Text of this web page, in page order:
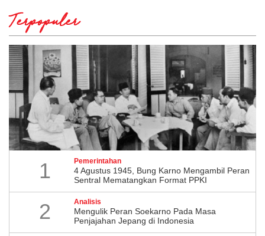
Terpopuler
1 Pemerintahan
4 Agustus 1945, Bung Karno Mengambil Peran
Sentral Mematangkan Format PPKI
2 Analisis
Mengulik Peran Soekarno Pada Masa
Penjajahan Jepang di Indonesia